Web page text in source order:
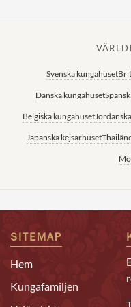
Svenska kungahuset
Danska kungahuset
Belgiska kungahuset
Japanska kejsarhuset
SITEMAP
Hem
Kungafamiljen